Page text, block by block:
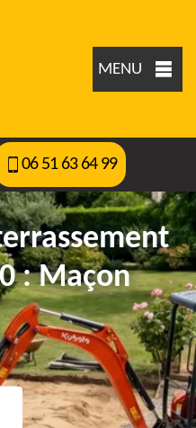
MENU
06 51 63 64 99
: Maçon